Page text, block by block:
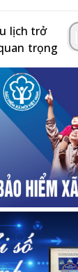
lịch trở
trọng